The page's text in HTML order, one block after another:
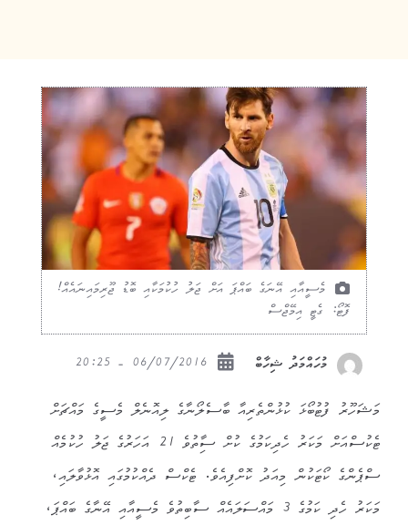
މެސީއާއި އޭނަގެ ބައްޕަ އަށް ޖަލު ހުކުމަކާއި ބޮޑު ޖޫރިމައިނައެއް!
ފޮޓޯ: ގެޓީ އިމޭޖްސް
މުހައްމަދު ޝިހާބް
މަޝަހޫރު ފުޓުބޯޅަ ކުޅުންތެރިއާ ބާސެލޯނާގެ ލިއޮނެލް މެސީގެ މައްޗަށް
ޓެކުސްއަށް މަކަރު ހެދިކަމުގެ ކުށް ސާިތުވެ 21 އަހަރުގެ ޖަލު ހުކުމެއް
ސްޕެންގެ ކޯޓަކުން މިއަދު ކޮށްފިއެވެ. ޓެކްސް ދެއްކުމުގައި އޮޅުވާލައި،
މަކަރު ހެދި ކަމުގެ 3 މައްސަލައެއް ސާބިތުވެ މެސީއާއި އޭނާގެ ބައްޕަ،